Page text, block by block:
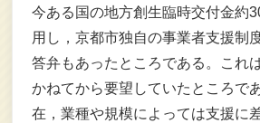
今ある国の地方創生臨時交付金約
用し，京都市独自の事業者支援制
答弁もあったところである。これ
かねてから要望していたところで
在，業種や規模によっては支援に